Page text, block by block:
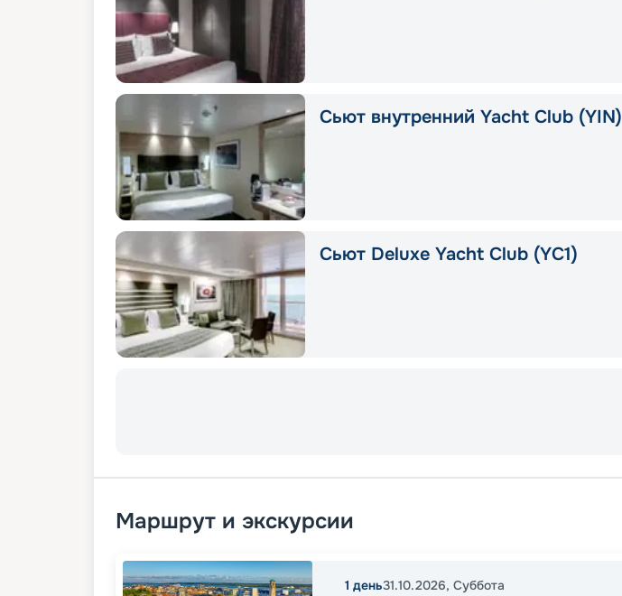
Сьют внутренний Yacht Club (YIN)
Сьют Deluxe Yacht Club (YC1)
Маршрут и экскурсии
1 день31.10.2026, Суббота